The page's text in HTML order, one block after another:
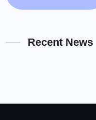
Recent News